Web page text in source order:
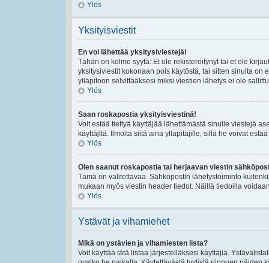
Ylös
Yksityisviestit
En voi lähettää yksitysiviestejä!
Tähän on kolme syytä: Et ole rekisteröitynyt tai et ole
yksitysiviestit kokonaan pois käytöstä, tai sitten sinulta on
ylläpitoon selvittääksesi miksi viestien lähetys ei ole
Ylös
Saan roskapostia yksityisviestinä!
Voit estää tiettyä käyttäjää lähettämästä sinulle viestejä
käyttäjltä. Ilmoita siitä aina ylläpitäjille, sillä he voivat
Ylös
Olen saanut roskapostia tai herjaavan viestin
Tämä on valitettavaa. Sähköpostin lähetystoiminto
mukaan myös viestin header tiedot. Näillä tiedoilla
Ylös
Ystävät ja vihamiehet
Mikä on ystävien ja vihamiesten lista?
Voit käyttää tätä listaa järjestelläksesi käyttäjiä.